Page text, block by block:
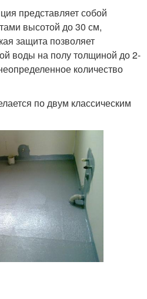
представляет собой
высотой до 30 см,
защита позволяет
воды на полу толщиной до 2-
количество
по двум классическим